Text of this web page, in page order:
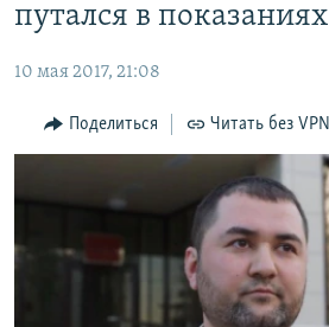
главной
Вернутся
поискуИНФОГРАФИКА
СОВЕТЫ ПРАВОЗАЩИТНИКОВ
ПРОПАВШИЕ БЕЗ ВЕСТИ
ПОБЕДИТЕЛЕЙ НЕ СУДЯТ?
РАДІО СВОБОДА
КАК ОБОЙТИ БЛОКИРОВКУ
Українською
Qırımtatar
путался в показаниях
10 мая 2017, 21:08
Поделиться Читать без VPN